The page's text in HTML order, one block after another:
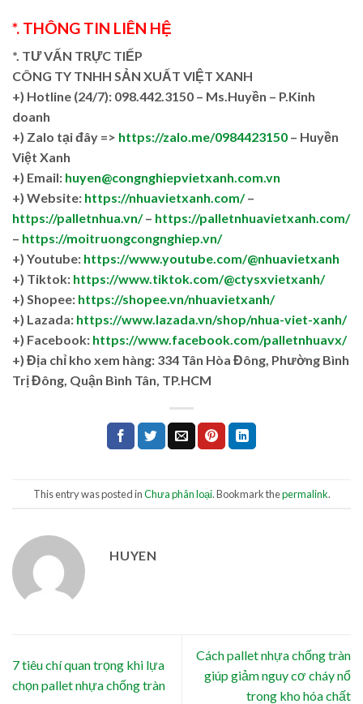
*. THÔNG TIN LIÊN HỆ
*. TƯ VẤN TRỰC TIẾP
CÔNG TY TNHH SẢN XUẤT VIỆT XANH
+) Hotline (24/7): 098.442.3150 – Ms.Huyền – P.Kinh
doanh
+) Zalo tại đây => https://zalo.me/0984423150 – Huyền
Việt Xanh
+) Email: huyen@congnghiepvietxanh.com.vn
+) Website: https://nhuavietxanh.com/–
https://palletnhua.vn/– https://palletnhuavietxanh.com/
– https://moitruongcongnghiep.vn/
+) Youtube: https://www.youtube.com/@nhuavietxanh
+) Tiktok: https://www.tiktok.com/@ctysxvietxanh/
+) Shopee: https://shopee.vn/nhuavietxanh/
+) Lazada: https://www.lazada.vn/shop/nhua-viet-xanh/
+) Facebook: https://www.facebook.com/palletnhuavx/
+) Địa chỉ kho xem hàng: 334 Tân Hòa Đông, Phường Bình
Trị Đông, Quận Bình Tân, TP.HCM
This entry was posted inChưa phân loại. Bookmark thepermalink.
HUYEN
7 tiêu chí quan trọng khi lựa
chọn pallet nhựa chống tràn
Cách pallet nhựa chống tràn
giúp giảm nguy cơ cháy nổ
trong kho hóa chất